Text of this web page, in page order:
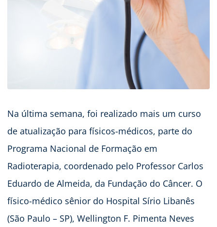
Na última semana, foi realizado mais um curso
de atualização para físicos-médicos, parte do
Programa Nacional de Formação em
Radioterapia, coordenado pelo Professor Carlos
Eduardo de Almeida, da Fundação do Câncer. O
físico-médico sênior do Hospital Sírio Libanês
(São Paulo – SP), Wellington F. Pimenta Neves